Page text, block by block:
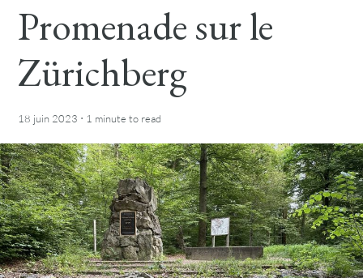
Promenade sur le
Zürichberg
18 juin 2023 · 1 minute to read